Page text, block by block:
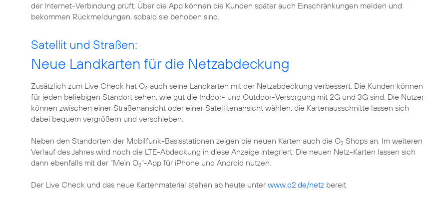
der Internet-Verbindung prüft. Über die App können die Kunden später auch Einschränkungen melden und
bekommen Rückmeldungen, sobald sie behoben sind.
Satellit und Straßen:
Neue Landkarten für die Netzabdeckung
Zusätzlich zum Live Check hat O2 auch seine Landkarten mit der Netzabdeckung verbessert. Die Kunden können
für jeden beliebigen Standort sehen, wie gut die Indoor- und Outdoor-Versorgung mit 2G und 3G sind. Die Nutzer
können zwischen einer Straßenansicht oder einer Satellitenansicht wählen, die Kartenausschnitte lassen sich
dabei bequem vergrößern und verschieben.
Neben den Standorten der Mobilfunk-Basisstationen zeigen die neuen Karten auch die O2 Shops an. Im weiteren
Verlauf des Jahres wird noch die LTE-Abdeckung in diese Anzeige integriert. Die neuen Netz-Karten lassen sich
dann ebenfalls mit der "Mein O2"-App für iPhone und Android nutzen.
Der Live Check und das neue Kartenmaterial stehen ab heute unterwww.o2.de/netz bereit.